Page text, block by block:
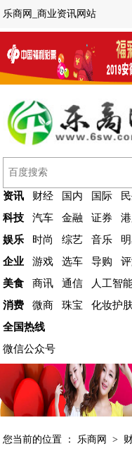
乐商网_商业资讯网站
资讯 财经 国内 国际
科技
汽车 金融 证券
娱乐
时尚 综艺 音乐
企业
游戏 选车 导购
美食
商讯 通信 人工智
消费
微商 珠宝 化妆护
全国热线
微信公众号
您当前的位置 ： 乐商网 >